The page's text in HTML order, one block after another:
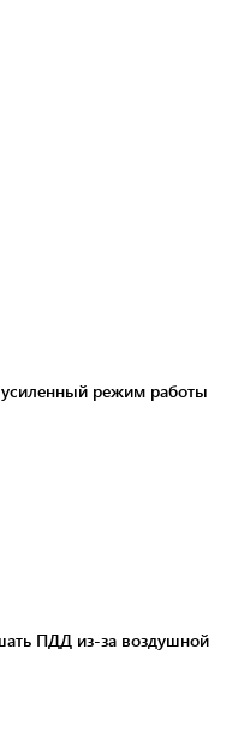
режим работы
ПДД из-за воздушной